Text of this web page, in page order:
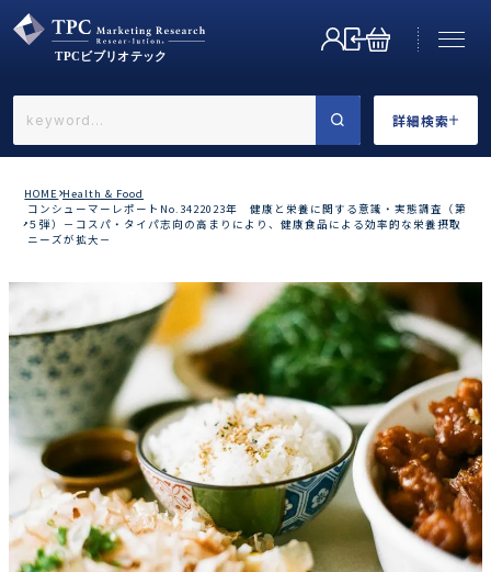
詳細検索
←戻る
業界で選ぶ
カテゴリで選ぶ
HOME Health & Food
コンシューマーレポートNo.3422023年 健康と栄養に関する意識・実態調査（第
５弾）－コスパ・タイパ志向の高まりにより、健康食品による効率的な栄養摂取
ニーズが拡大－